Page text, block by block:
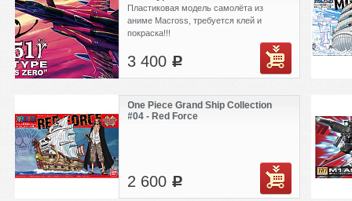
Пластиковая модель самолёта из
аниме Macross, требуется клей и
покраска!!!
3 400 c
One Piece Grand Ship Collection
#04 - Red Force
2 600 c